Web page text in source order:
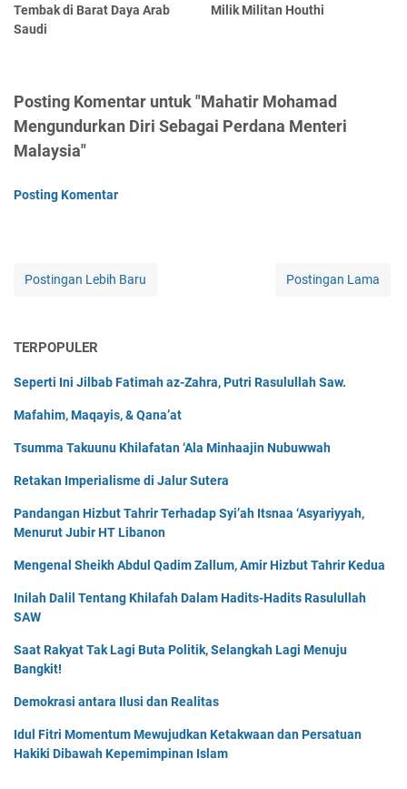
Tembak di Barat Daya Arab
Saudi
Milik Militan Houthi
Posting Komentar untuk "Mahatir Mohamad
Mengundurkan Diri Sebagai Perdana Menteri
Malaysia"
Posting Komentar
Postingan Lebih Baru Postingan Lama
TERPOPULER
Seperti Ini Jilbab Fatimah az-Zahra, Putri Rasulullah Saw.
Mafahim, Maqayis, & Qana’at
Tsumma Takuunu Khilafatan ‘Ala Minhaajin Nubuwwah
Retakan Imperialisme di Jalur Sutera
Pandangan Hizbut Tahrir Terhadap Syi’ah Itsnaa ‘Asyariyyah,
Menurut Jubir HT Libanon
Mengenal Sheikh Abdul Qadim Zallum, Amir Hizbut Tahrir Kedua
Inilah Dalil Tentang Khilafah Dalam Hadits-Hadits Rasulullah
SAW
Saat Rakyat Tak Lagi Buta Politik, Selangkah Lagi Menuju
Bangkit!
Demokrasi antara Ilusi dan Realitas
Idul Fitri Momentum Mewujudkan Ketakwaan dan Persatuan
Hakiki Dibawah Kepemimpinan Islam